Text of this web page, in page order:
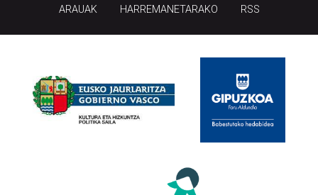
ARAUAK HARREMANETARAKO RSS